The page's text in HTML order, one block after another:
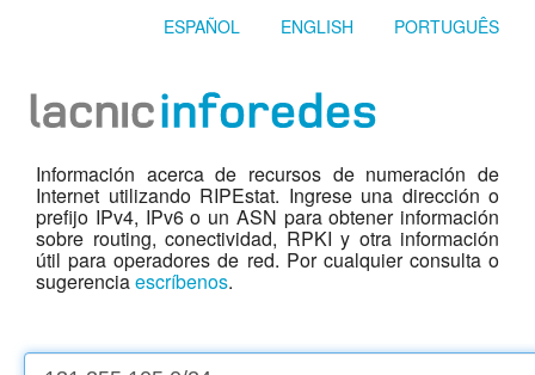
ESPAÑOL ENGLISH PORTUGUÊS
Información acerca de recursos de numeración de
Internet utilizando RIPEstat. Ingrese una dirección o
prefijo IPv4, IPv6 o un ASN para obtener información
sobre routing, conectividad, RPKI y otra información
útil para operadores de red. Por cualquier consulta o
sugerenciaescríbenos.